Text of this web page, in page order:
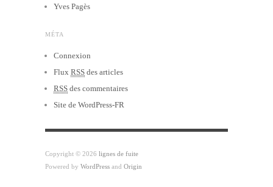
Yves Pagès
MÉTA
Connexion
Flux RSS des articles
RSS des commentaires
Site de WordPress-FR
Copyright © 2026 lignes de fuite
Powered by WordPress and Origin